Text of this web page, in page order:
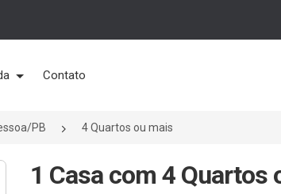
Contato
PB 4 Quartos ou mais
1 Casa com 4 Quartos